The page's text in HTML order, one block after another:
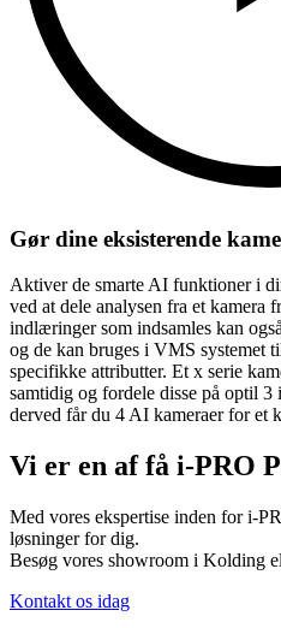
Gør dine eksisterende
Aktiver de smarte AI funktioner i
ved at dele analysen fra et kamera
indlæringer som indsamles kan
og de kan bruges i VMS systemet
specifikke attributter. Et x serie
samtidig og fordele disse på optil
derved får du 4 AI kameraer for et
Vi er en af få i-PRO
Med vores ekspertise inden for i-
løsninger for dig.
Besøg vores showroom i Kolding
Kontakt os idag